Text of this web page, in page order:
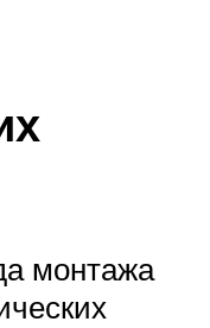
монтажа